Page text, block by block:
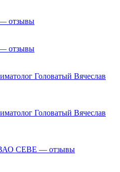
отзывы
отзывы
Головатый Вячеслав
Головатый Вячеслав
CEBE — отзывы